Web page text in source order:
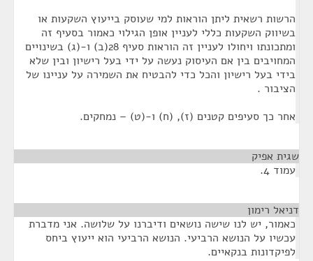
הרשות רשאית ליתן הוראות למי שעוסק בייעוץ השקעות או
בשיווק השקעות כללי לעניין אופן הגילוי כאמור בסעיף זה
ומתכונתו ויחולו לעניין זה הוראות סעיף 28(ב) ו-(ג) בשינויים
המחויבים בין אם העיסוק נעשה על ידי בעל רישיון ובין שלא
בידי בעל רישיון והכל כדי להבטיח את השמירה על עניינו של
הציבור .
אחר כך סעיפים קטנים (ז), (ח) ו-(ט) – נמחקים.
שגית אפיק
עמוד 4.
דניאל רימון
כאמור, יש לנו שישה נושאים ודיברנו על שלושה. אני מדברת
עכשיו על הנושא הרביעי. הנושא הרביעי הוא ייעוץ ביחס
לפיקדונות בנקאיים.